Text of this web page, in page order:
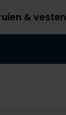
& vesten